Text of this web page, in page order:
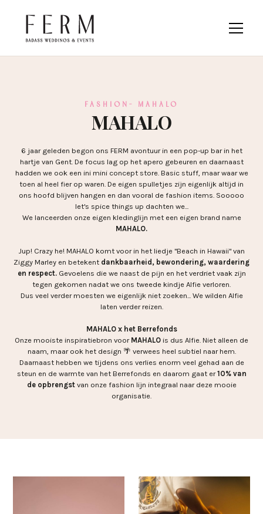
FASHION- MAHALO
MAHALO
6 jaar geleden begon ons FERM avontuur in een pop-up bar in het
hartje van Gent. De focus lag op het apero gebeuren en daarnaast
hadden we ook een ini mini concept store. Basic stuff, maar waar we
toen al heel fier op waren. De eigen spulletjes zijn eigenlijk altijd in
ons hoofd blijven hangen en dan vooral de fashion items. Sooooo
let's spice things up dachten we...
We lanceerden onze eigen kledinglijn met een eigen brand name
MAHALO.
Jup! Crazy he! MAHALO komt voor in het liedje "Beach in Hawaii" van
Ziggy Marley en betekent dankbaarheid, bewondering, waardering
en respect.Gevoelens die we naast de pijn en het verdriet vaak zijn
tegen gekomen nadat we ons tweede kindje Alfie verloren.
Dus veel verder moesten we eigenlijk niet zoeken... We wilden Alfie
laten verder reizen.
MAHALO x het Berrefonds
Onze mooiste inspiratiebron voor MAHALO is dus Alfie. Niet alleen de
naam, maar ook het design 🌴 verwees heel subtiel naar hem.
Daarnaast hebben we tijdens ons verlies enorm veel gehad aan de
steun en de warmte van het Berrefonds en daarom gaat er10% van
de opbrengst van onze fashion lijn integraal naar deze mooie
organisatie.
Save